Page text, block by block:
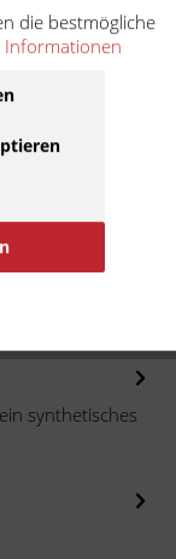
synthetisches
die bestmögliche
Informationen